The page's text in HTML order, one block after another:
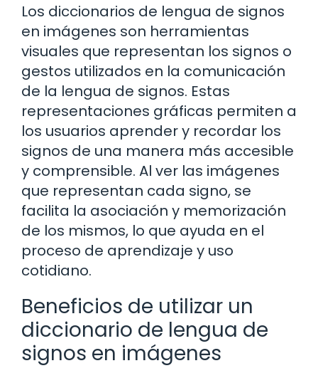
Los diccionarios de lengua de signos
en imágenes son herramientas
visuales que representan los signos o
gestos utilizados en la comunicación
de la lengua de signos. Estas
representaciones gráficas permiten a
los usuarios aprender y recordar los
signos de una manera más accesible
y comprensible. Al ver las imágenes
que representan cada signo, se
facilita la asociación y memorización
de los mismos, lo que ayuda en el
proceso de aprendizaje y uso
cotidiano.
Beneficios de utilizar un
diccionario de lengua de
signos en imágenes